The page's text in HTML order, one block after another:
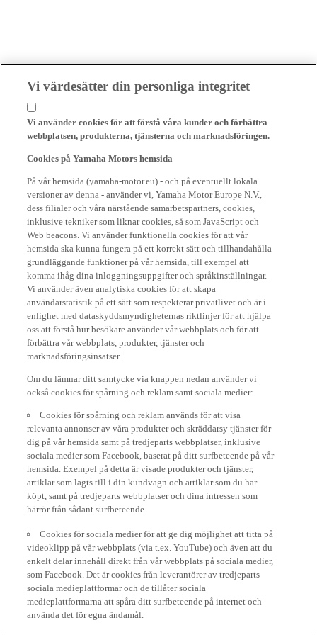
Vi värdesätter din personliga integritet
Vi använder cookies för att förstå våra kunder och förbättra
webbplatsen, produkterna, tjänsterna och marknadsföringen.
Cookies på Yamaha Motors hemsida
På vår hemsida (yamaha-motor.eu) - och på eventuellt lokala
versioner av denna - använder vi, Yamaha Motor Europe N.V.,
dess filialer och våra närstående samarbetspartners, cookies,
inklusive tekniker som liknar cookies, så som JavaScript och
Web beacons. Vi använder funktionella cookies för att vår
hemsida ska kunna fungera på ett korrekt sätt och tillhandahålla
grundläggande funktioner på vår hemsida, till exempel att
komma ihåg dina inloggningsuppgifter och språkinställningar.
Vi använder även analytiska cookies för att skapa
användarstatistik på ett sätt som respekterar privatlivet och är i
enlighet med dataskyddsmyndigheternas riktlinjer för att hjälpa
oss att förstå hur besökare använder vår webbplats och för att
förbättra vår webbplats, produkter, tjänster och
marknadsföringsinsatser.
Om du lämnar ditt samtycke via knappen nedan använder vi
också cookies för spårning och reklam samt sociala medier:
Cookies för spårning och reklam används för att visa
relevanta annonser av våra produkter och skräddarsy tjänster för
dig på vår hemsida samt på tredjeparts webbplatser, inklusive
sociala medier som Facebook, baserat på ditt surfbeteende på vår
hemsida. Exempel på detta är visade produkter och tjänster,
artiklar som lagts till i din kundvagn och artiklar som du har
köpt, samt på tredjeparts webbplatser och dina intressen som
härrör från sådant surfbeteende.
Cookies för sociala medier för att ge dig möjlighet att titta på
videoklipp på vår webbplats (via t.ex. YouTube) och även att du
enkelt delar innehåll direkt från vår webbplats på sociala medier,
som Facebook. Det är cookies från leverantörer av tredjeparts
sociala medieplattformar och de tillåter sociala
medieplattformarna att spåra ditt surfbeteende på internet och
använda det för egna ändamål.